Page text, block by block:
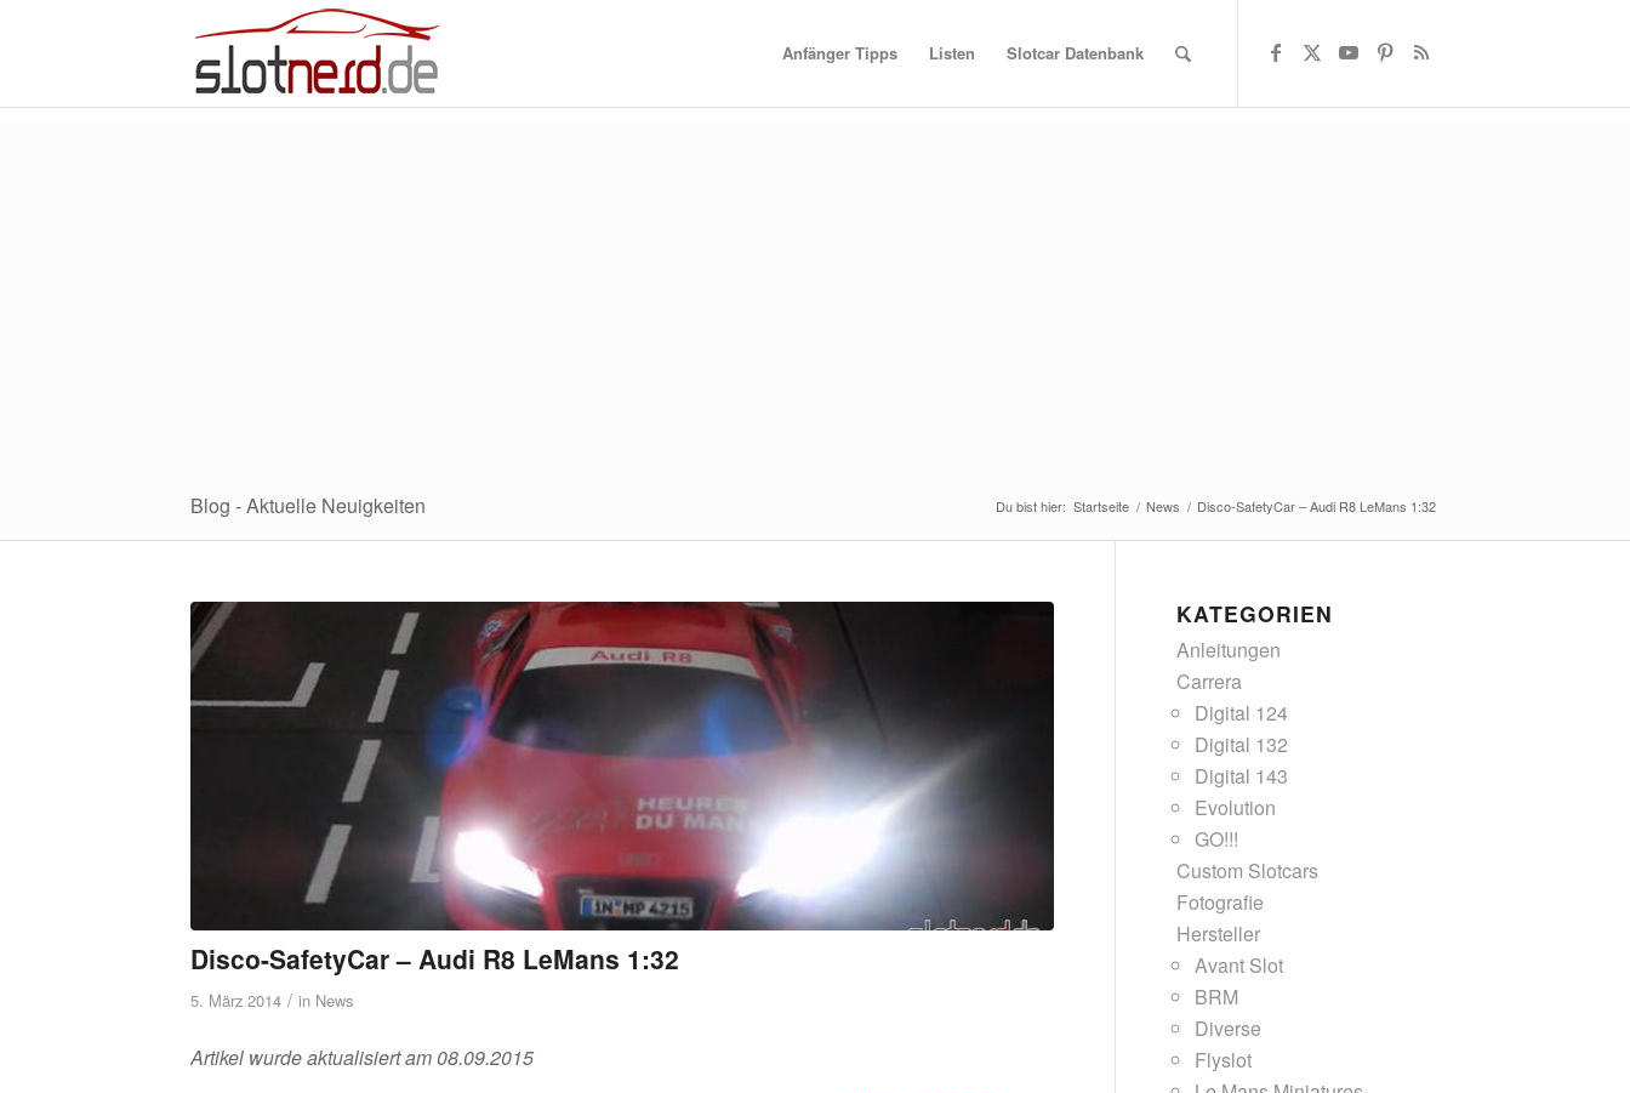
Anfänger Tipps Listen Slotcar Datenbank
Blog - Aktuelle Neuigkeiten Du bist hier: Startseite / News / Disco-SafetyCar – Audi R8 LeMans 1:32
Disco-SafetyCar – Audi R8 LeMans 1:32
5. März 2014 / in News
Artikel wurde aktualisiert am 08.09.2015
KATEGORIEN
Anleitungen
Carrera
Digital 124
Digital 132
Digital 143
Evolution
GO!!!
Custom Slotcars
Fotografie
Hersteller
Avant Slot
BRM
Diverse
Flyslot